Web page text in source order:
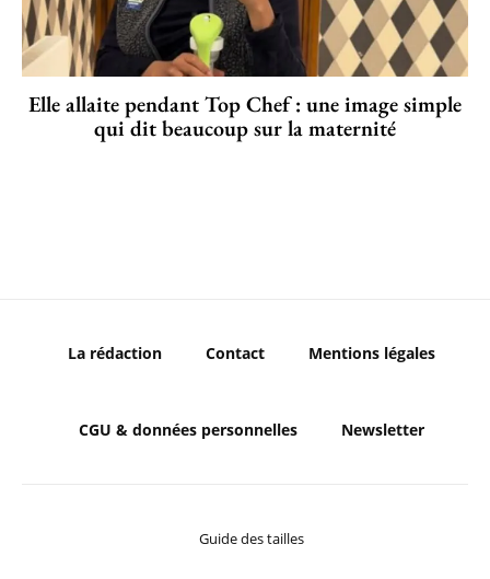
Elle allaite pendant Top Chef : une image simple
qui dit beaucoup sur la maternité
La rédaction Contact Mentions légales
CGU & données personnelles Newsletter
Guide des tailles